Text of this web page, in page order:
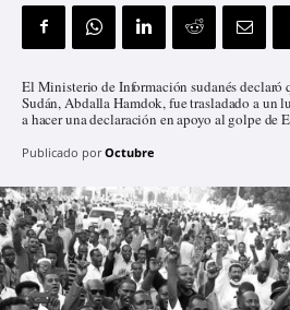
El Ministerio de Información sudanés declaró
Sudán, Abdalla Hamdok, fue trasladado a un
a hacer una declaración en apoyo al golpe de
Publicado por Octubre